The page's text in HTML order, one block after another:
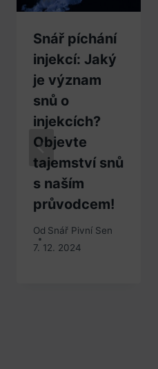
Snář píchání
injekcí: Jaký
je význam
snů o
injekcích?
Objevte
tajemství snů
s naším
průvodcem!
Od Snář Pivní Sen
7. 12. 2024